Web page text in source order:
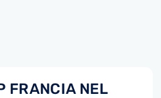
FRANCIA NEL